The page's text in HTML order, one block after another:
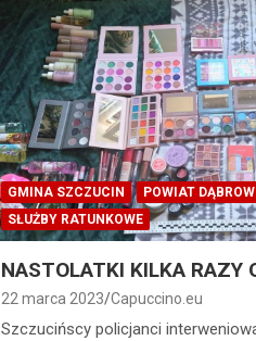
GMINA SZCZUCIN
POWIAT
SŁUŻBY RATUNKOWE
NASTOLATKI KILKA RAZY
22 marca 2023 Capuccino.eu
Szczucińscy policjanci